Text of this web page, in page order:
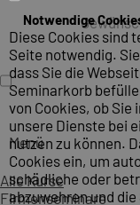
Menü
Alle Kurse
Firmenseminare
Notwendige
Diese Cookies sind
Seite notwendig.
dass Sie die
Seminarkorb
von Cookies, ob
unsere Dienste bei
nutzen zu können.
Cookies ein, um
schädliche oder
abzuwehren und